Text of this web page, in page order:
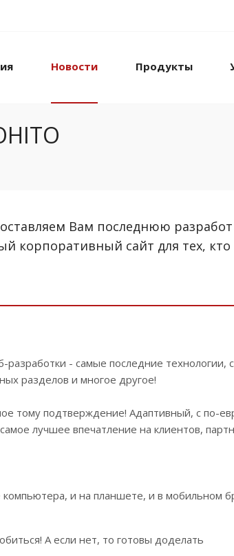
Новости Продукты
Вам последнюю
корпоративный сайт для тех, кто
- самые последние технологии,
разделов и многое другое!
тому подтверждение! Адаптивный, с по-
лучшее впечатление на клиентов,
и на планшете, и в мобильном
А если нет, то готовы доделать